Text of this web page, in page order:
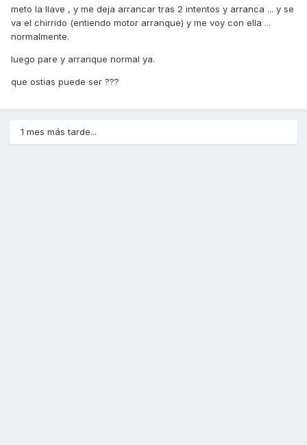
meto la llave , y me deja arrancar tras 2 intentos y arranca ... y se
va el chirrido (entiendo motor arranque) y me voy con ella ...
normalmente.
luego pare y arranque normal ya.
que ostias puede ser ???
1 mes más tarde...